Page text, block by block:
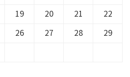
19 20 21 22
26 27 28 29